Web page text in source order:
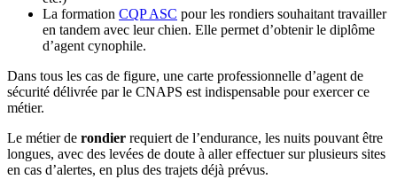
La formation CQP ASC pour les rondiers souhaitant travailler
en tandem avec leur chien. Elle permet d’obtenir le diplôme
d’agent cynophile.
Dans tous les cas de figure, une carte professionnelle d’agent de
sécurité délivrée par le CNAPS est indispensable pour exercer ce
métier.
Le métier de rondier requiert de l’endurance, les nuits pouvant être
longues, avec des levées de doute à aller effectuer sur plusieurs sites
en cas d’alertes, en plus des trajets déjà prévus.